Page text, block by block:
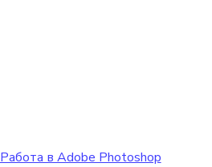
Работа в Adobe Photoshop